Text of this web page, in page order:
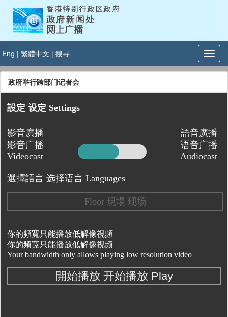
Eng | 繁體中文 | 搜寻
政府举行跨部门记者会